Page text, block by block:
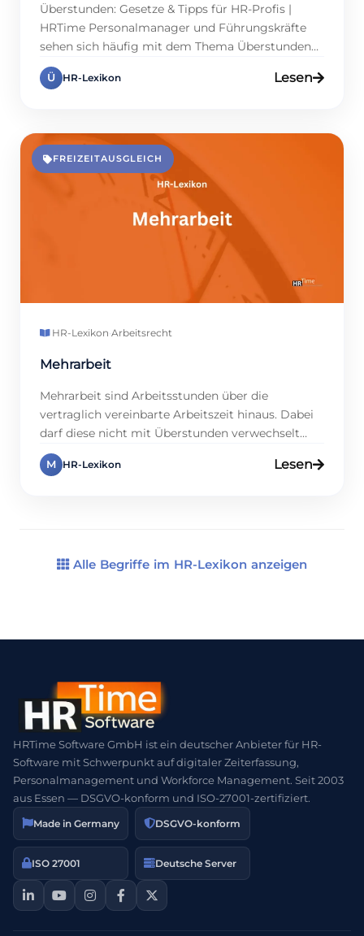
Überstunden: Gesetze & Tipps für HR-Profis |
HRTime Personalmanager und Führungskräfte
sehen sich häufig mit dem Thema Überstunden
konfrontiert. In dynamischen Unternehmen
entstehen regelmäßig Zusatzstunden, um
Wesentlichen handelt es sich um Arbeitszeit, die
über die vereinbarte Stundenzahl hinausgeht. In
Deutschland regelt […]
Ü HR-Lexikon Lesen
FREIZEITAUSGLEICH
HR-Lexikon·Arbeitsrecht
Mehrarbeit
Mehrarbeit sind Arbeitsstunden über die
vertraglich vereinbarte Arbeitszeit hinaus. Dabei
darf diese nicht mit Überstunden verwechselt
werden, da es Überschneidungen gibt. Mehrarbeit
kann je nach Arbeitsvertrag unbezahlt oder durch
Regelungen zu […]
M HR-Lexikon Lesen
Alle Begriffe im HR-Lexikon anzeigen
HRTime Software GmbH ist ein deutscher Anbieter für HR-
Software mit Schwerpunkt auf digitaler Zeiterfassung,
Personalmanagement und Workforce Management. Seit 2003
aus Essen — DSGVO-konform und ISO-27001-zertifiziert.
Made in Germany DSGVO-konform
ISO 27001 Deutsche Server